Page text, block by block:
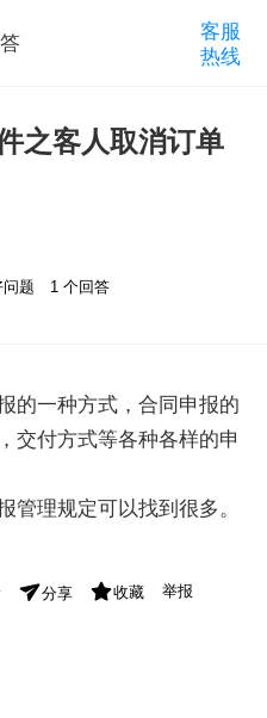
客服
热线
之客人取消订单
问题 1 个回答
的一种方式，合同申报的
交付方式等各种各样的申
管理规定可以找到很多。
分享 收藏 举报